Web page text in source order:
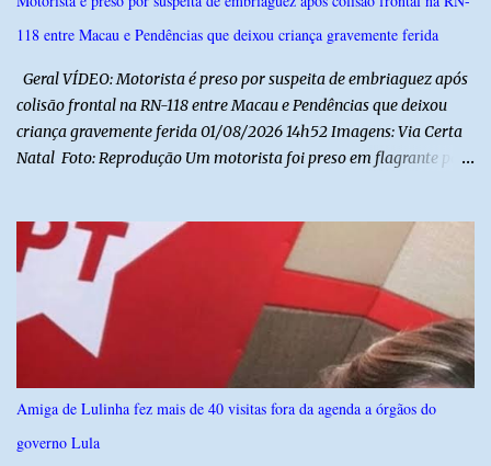
Municipal de Educação poderá expedir normas complementares
necessárias ao cumprimento da lei.
118 entre Macau e Pendências que deixou criança gravemente ferida
Geral VÍDEO: Motorista é preso por suspeita de embriaguez após
colisão frontal na RN-118 entre Macau e Pendências que deixou
criança gravemente ferida 01/08/2026 14h52 Imagens: Via Certa
Natal Foto: Reprodução Um motorista foi preso em flagrante por
na RN-118, entre Macau e Pendências. Segundo a Polícia Militar,
dois carros que seguiam em sentidos opostos bateram de frente.
Um dos condutores apresentava sinais de embriaguez, foi levado
ao Hospital Regional Tarcísio Maia, em Mossoró, e autuado em
flagrante. O exame pericial para confirmar a presença de álcool no
organismo está em andamento. No outro veículo estavam
funcionários da Caern que seguiam para uma partida de futebol. O
motorista e uma mulher sofreram ferimentos leves. A criança, que
estava no carro com o grupo, ficou gravemente ferida, precisou ser
Amiga de Lulinha fez mais de 40 visitas fora da agenda a órgãos do
governo Lula